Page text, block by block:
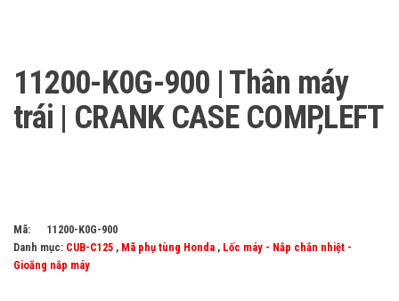
11200-K0G-900 | Thân máy
trái | CRANK CASE COMP,LEFT
Mã:
11200-K0G-900
Danh mục: CUB-C125 , Mã phụ tùng Honda , Lốc máy - Nắp chắn nhiệt -
Gioăng nắp máy